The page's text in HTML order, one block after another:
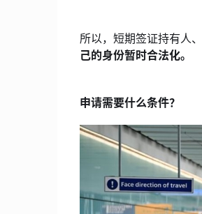
所以，短期签证持有人、
己的身份暂时合法化。
申请需要什么条件？